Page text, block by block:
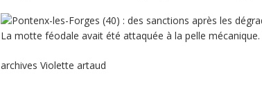
La motte féodale avait été attaquée à la pelle mécanique.
archives Violette artaud